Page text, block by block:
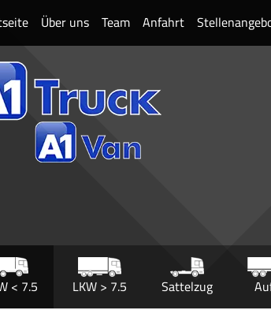
Über uns Team Anfahrt
< 7.5 LKW > 7.5 Sattelzug